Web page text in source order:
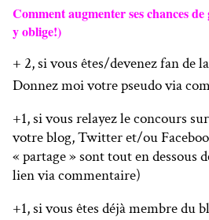
Comment augmenter ses chances
y oblige!)
+ 2, si vous êtes/devenez fan de
Donnez moi votre pseudo via
+1, si vous relayez le concours
votre blog, Twitter et/ou
« partage » sont tout en dessous
lien via commentaire)
+1, si vous êtes déjà membre du